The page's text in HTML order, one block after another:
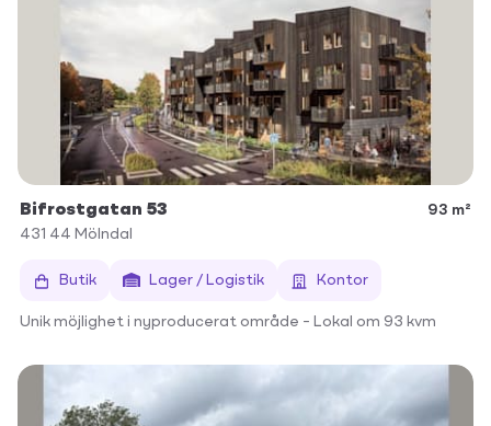
Bifrostgatan 53
93 m²
431 44 Mölndal
Butik Lager / Logistik Kontor
Unik möjlighet i nyproducerat område – Lokal om 93 kvm